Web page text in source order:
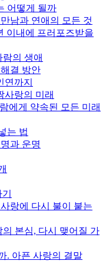
어떻게 될까
남과 연애의 모든 것
이내에 프러포즈받을
의 생애
결 방안
연까지
사랑의 미래
에게 약속된 모든 미래
는 법
과 운명
랑에 다시 불이 붙는
본심, 다시 맺어질 가
. 아픈 사랑의 결말